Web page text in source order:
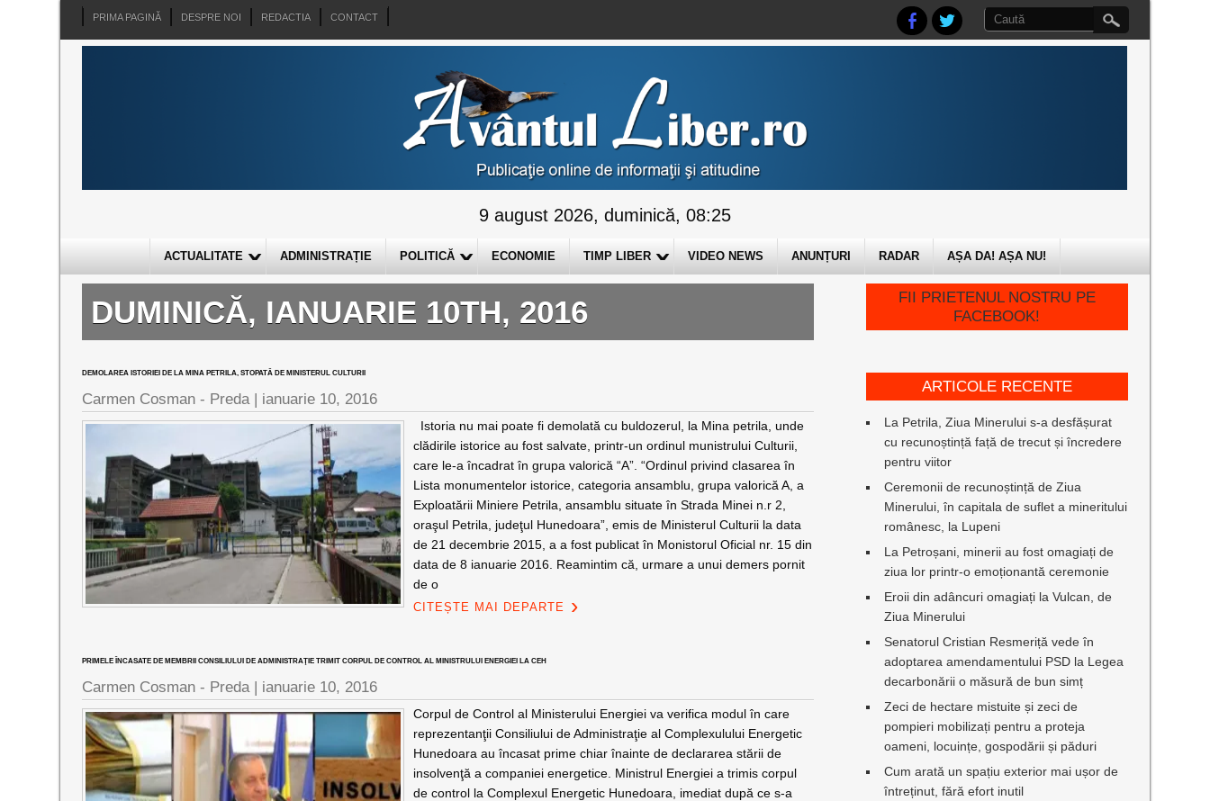
PRIMA PAGINĂ DESPRE NOI REDACTIA CONTACT
9 august 2026, duminică, 08:25
ACTUALITATE ADMINISTRAȚIE POLITICĂ ECONOMIE TIMP LIBER VIDEO NEWS ANUNȚURI RADAR AȘA DA! AȘA NU!
DUMINICĂ, IANUARIE 10TH, 2016
DEMOLAREA ISTORIEI DE LA MINA PETRILA, STOPATĂ DE MINISTERUL CULTURII
Carmen Cosman - Preda | ianuarie 10, 2016
Istoria nu mai poate fi demolată cu buldozerul, la Mina petrila, unde
clădirile istorice au fost salvate, printr-un ordinul munistrului Culturii,
care le-a încadrat în grupa valorică “A”. “Ordinul privind clasarea în
Lista monumentelor istorice, categoria ansamblu, grupa valorică A, a
Exploatării Miniere Petrila, ansamblu situate în Strada Minei n.r 2,
oraşul Petrila, judeţul Hunedoara”, emis de Ministerul Culturii la data
de 21 decembrie 2015, a a fost publicat în Monistorul Oficial nr. 15 din
data de 8 ianuarie 2016. Reamintim că, urmare a unui demers pornit
de o
CITEȘTE MAI DEPARTE
PRIMELE ÎNCASATE DE MEMBRII CONSILIULUI DE ADMINISTRAŢIE TRIMIT CORPUL DE CONTROL AL MINISTRULUI ENERGIEI LA CEH
Carmen Cosman - Preda | ianuarie 10, 2016
Corpul de Control al Ministerului Energiei va verifica modul în care
reprezentanţii Consiliului de Administraţie al Complexulului Energetic
Hunedoara au încasat prime chiar înainte de declararea stării de
insolvenţă a companiei energetice. Ministrul Energiei a trimis corpul
de control la Complexul Energetic Hunedoara, imediat după ce s-a
FII PRIETENUL NOSTRU PE
FACEBOOK!
ARTICOLE RECENTE
La Petrila, Ziua Minerului s-a desfășurat
cu recunoștință față de trecut și încredere
pentru viitor
Ceremonii de recunoștință de Ziua
Minerului, în capitala de suflet a mineritului
românesc, la Lupeni
La Petroșani, minerii au fost omagiați de
ziua lor printr-o emoționantă ceremonie
Eroii din adâncuri omagiați la Vulcan, de
Ziua Minerului
Senatorul Cristian Resmeriță vede în
adoptarea amendamentului PSD la Legea
decarbonării o măsură de bun simț
Zeci de hectare mistuite și zeci de
pompieri mobilizați pentru a proteja
oameni, locuințe, gospodării și păduri
Cum arată un spațiu exterior mai ușor de
întreținut, fără efort inutil